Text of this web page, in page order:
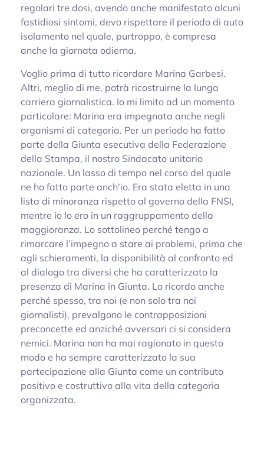
regolari tre dosi, avendo anche manifestato alcuni
fastidiosi sintomi, devo rispettare il periodo di auto
isolamento nel quale, purtroppo, è compresa
anche la giornata odierna.
Voglio prima di tutto ricordare Marina Garbesi.
Altri, meglio di me, potrà ricostruirne la lunga
carriera giornalistica. Io mi limito ad un momento
particolare: Marina era impegnata anche negli
organismi di categoria. Per un periodo ha fatto
parte della Giunta esecutiva della Federazione
della Stampa, il nostro Sindacato unitario
nazionale. Un lasso di tempo nel corso del quale
ne ho fatto parte anch’io. Era stata eletta in una
lista di minoranza rispetto al governo della FNSI,
mentre io lo ero in un raggruppamento della
maggioranza. Lo sottolineo perché tengo a
rimarcare l’impegno a stare ai problemi, prima che
agli schieramenti, la disponibilità al confronto ed
al dialogo tra diversi che ha caratterizzato la
presenza di Marina in Giunta. Lo ricordo anche
perché spesso, tra noi (e non solo tra noi
giornalisti), prevalgono le contrapposizioni
preconcette ed anziché avversari ci si considera
nemici. Marina non ha mai ragionato in questo
modo e ha sempre caratterizzato la sua
partecipazione alla Giunta come un contributo
positivo e costruttivo alla vita della categoria
organizzata.